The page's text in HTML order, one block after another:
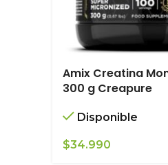
Amix Creatina
300 g Creapure
Disponible
$34.990